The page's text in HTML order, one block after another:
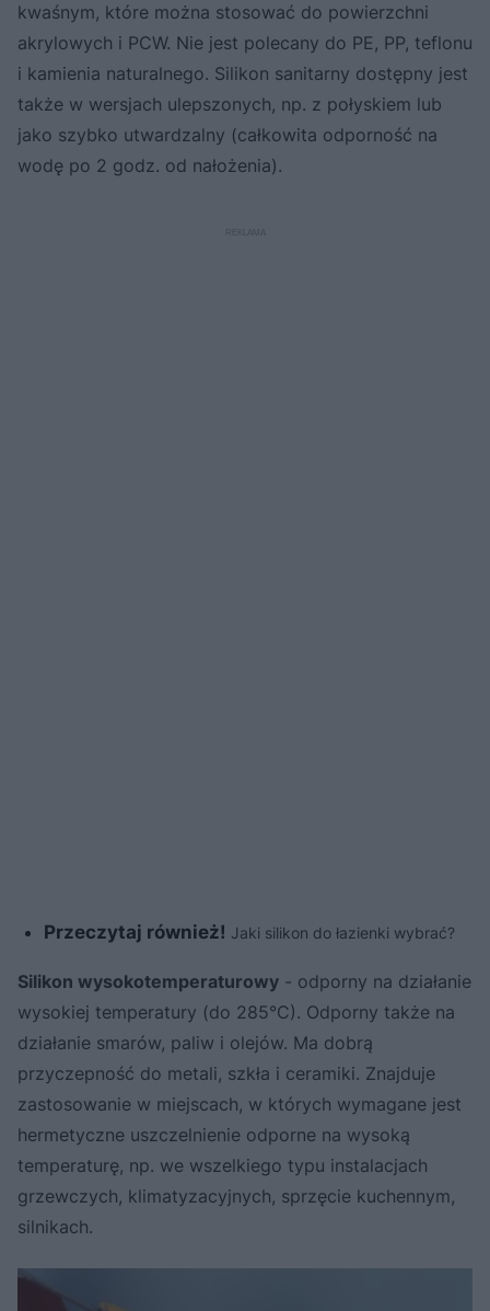
kwaśnym, które można stosować do powierzchni
akrylowych i PCW. Nie jest polecany do PE, PP, teflonu
i kamienia naturalnego. Silikon sanitarny dostępny jest
także w wersjach ulepszonych, np. z połyskiem lub
jako szybko utwardzalny (całkowita odporność na
wodę po 2 godz. od nałożenia).
Przeczytaj również! Jaki silikon do łazienki wybrać?
Silikon wysokotemperaturowy - odporny na działanie
wysokiej temperatury (do 285°C). Odporny także na
działanie smarów, paliw i olejów. Ma dobrą
przyczepność do metali, szkła i ceramiki. Znajduje
zastosowanie w miejscach, w których wymagane jest
hermetyczne uszczelnienie odporne na wysoką
temperaturę, np. we wszelkiego typu instalacjach
grzewczych, klimatyzacyjnych, sprzęcie kuchennym,
silnikach.